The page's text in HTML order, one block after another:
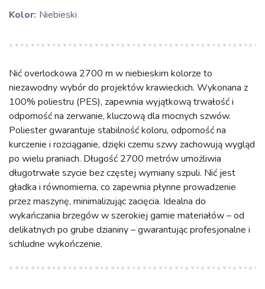
Kolor: Niebieski
Nić overlockowa 2700 m w niebieskim kolorze to
niezawodny wybór do projektów krawieckich. Wykonana z
100% poliestru (PES), zapewnia wyjątkową trwałość i
odporność na zerwanie, kluczową dla mocnych szwów.
Poliester gwarantuje stabilność koloru, odporność na
kurczenie i rozciąganie, dzięki czemu szwy zachowują wygląd
po wielu praniach. Długość 2700 metrów umożliwia
długotrwałe szycie bez częstej wymiany szpuli. Nić jest
gładka i równomierna, co zapewnia płynne prowadzenie
przez maszynę, minimalizując zacięcia. Idealna do
wykańczania brzegów w szerokiej gamie materiałów – od
delikatnych po grube dzianiny – gwarantując profesjonalne i
schludne wykończenie.